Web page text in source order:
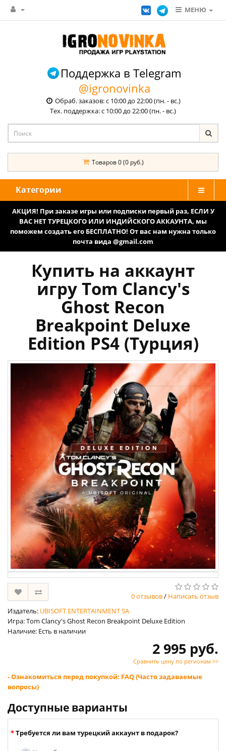
МЕНЮ
Поддержка в Telegram
@igronovinka
Обраб. заказов: с 10:00 до 22:00 (пн. - вс.)
Тех. поддержка: с 10:00 до 22:00 (пн. - вс.)
Товаров 0 (0 руб.)
Категории
АКЦИЯ! При заказе игры или подписки первый раз, ЕСЛИ У
ВАС НЕТ ТУРЕЦКОГО ИЛИ ИНДИЙСКОГО АККАУНТА, мы
поможем создать его БЕСПЛАТНО! От вас нам нужна только
почта вида @gmail.com
Купить на аккаунт
игру Tom Clancy's
Ghost Recon
Breakpoint Deluxe
Edition PS4 (Турция)
0 отзывов/ Написать отзыв
Издатель: UBISOFT ENTERTAINMENT SA
Игра: Tom Clancy's Ghost Recon Breakpoint Deluxe Edition
Наличие: Есть в наличии
2 995 руб.
Сравнить цену по регионам >>
- Ознакомиться перед покупкой: FAQ (Часто задаваемые
вопросы)
Доступные варианты
Требуется ли вам турецкий аккаунт в подарок?